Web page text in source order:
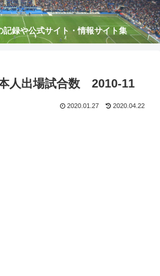
録や公式サイト・情報サイト集
人出場試合数 2010-11
2020.01.27 2020.04.22